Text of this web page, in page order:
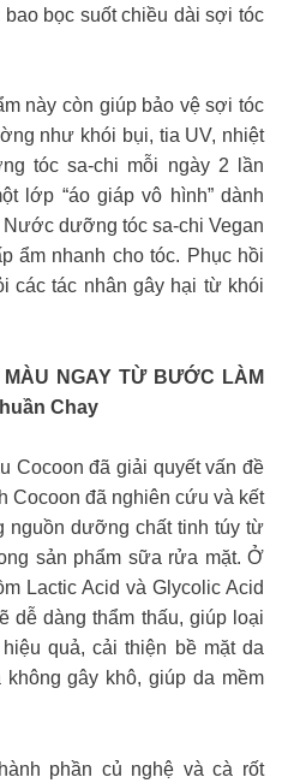
bọc suốt chiều dài sợi tóc
này còn giúp bảo vệ sợi tóc
như khói bụi, tia UV, nhiệt
tóc sa-chi mỗi ngày 2 lần
lớp “áo giáp vô hình” dành
dưỡng tóc sa-chi Vegan
ẩm nhanh cho tóc. Phục hồi
các tác nhân gây hại từ khói
NGAY TỪ BƯỚC LÀM
Chay
Cocoon đã giải quyết vấn đề
Cocoon đã nghiên cứu và kết
nguồn dưỡng chất tinh túy từ
sản phẩm sữa rửa mặt. Ở
Lactic Acid và Glycolic Acid
dễ dàng thẩm thấu, giúp loại
quả, cải thiện bề mặt da
gây khô, giúp da mềm
phần củ nghệ và cà rốt